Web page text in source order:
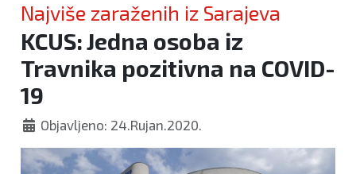
Zanimljivosti
Najviše zaraženih iz Sarajeva
KCUS: Jedna osoba iz
Travnika pozitivna na COVID-
19
Objavljeno: 24.Rujan.2020.